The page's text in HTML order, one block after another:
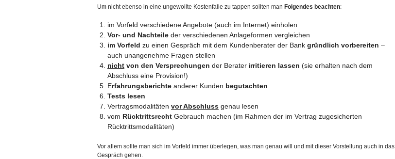
Um nicht ebenso in eine ungewollte Kostenfalle zu tappen sollten man Folgendes beachten:
im Vorfeld verschiedene Angebote (auch im Internet) einholen
Vor- und Nachteile der verschiedenen Anlageformen vergleichen
im Vorfeld zu einen Gespräch mit dem Kundenberater der Bank gründlich vorbereiten –
auch unangenehme Fragen stellen
nicht von den Versprechungen der Berater irritieren lassen (sie erhalten nach dem
Abschluss eine Provision!)
Erfahrungsberichte anderer Kunden begutachten
Tests lesen
Vertragsmodalitäten vor Abschluss genau lesen
vom Rücktrittsrecht Gebrauch machen (im Rahmen der im Vertrag zugesicherten
Rücktrittsmodalitäten)
Vor allem sollte man sich im Vorfeld immer überlegen, was man genau will und mit dieser Vorstellung auch in das
Gespräch gehen.